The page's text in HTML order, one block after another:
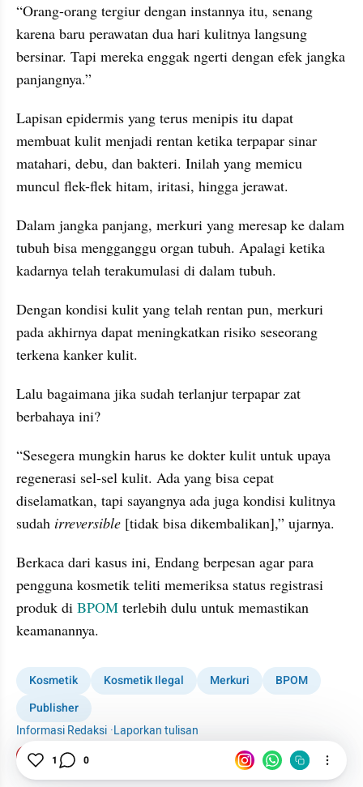
“Orang-orang tergiur dengan instannya itu, senang
karena baru perawatan dua hari kulitnya langsung
bersinar. Tapi mereka enggak ngerti dengan efek jangka
panjangnya.”
Lapisan epidermis yang terus menipis itu dapat
membuat kulit menjadi rentan ketika terpapar sinar
matahari, debu, dan bakteri. Inilah yang memicu
muncul flek-flek hitam, iritasi, hingga jerawat.
Dalam jangka panjang, merkuri yang meresap ke dalam
tubuh bisa mengganggu organ tubuh. Apalagi ketika
kadarnya telah terakumulasi di dalam tubuh.
Dengan kondisi kulit yang telah rentan pun, merkuri
pada akhirnya dapat meningkatkan risiko seseorang
terkena kanker kulit.
Lalu bagaimana jika sudah terlanjur terpapar zat
berbahaya ini?
“Sesegera mungkin harus ke dokter kulit untuk upaya
regenerasi sel-sel kulit. Ada yang bisa cepat
diselamatkan, tapi sayangnya ada juga kondisi kulitnya
sudah irreversible [tidak bisa dikembalikan],” ujarnya.
Berkaca dari kasus ini, Endang berpesan agar para
pengguna kosmetik teliti memeriksa status registrasi
produk di BPOM terlebih dulu untuk memastikan
keamanannya.
Kosmetik Kosmetik Ilegal Merkuri
BPOM
Publisher
Informasi Redaksi ·Laporkan tulisan
Editor Section Tim Editor
1 0